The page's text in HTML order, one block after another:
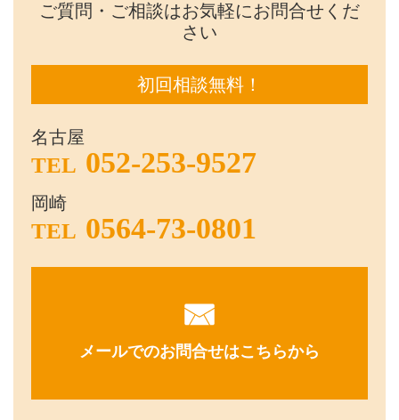
ご質問・ご相談はお気軽にお問合せくだ
さい
初回相談無料！
名古屋
TEL 052-253-9527
岡崎
TEL 0564-73-0801
メールでのお問合せはこちらから